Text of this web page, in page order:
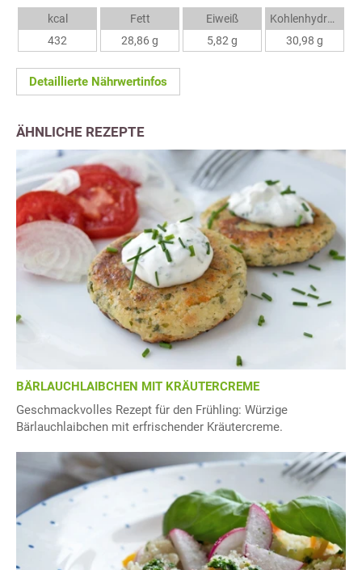
kcal
432
Fett
28,86 g
Eiweiß
5,82 g
Kohlenhydrate
30,98 g
Detaillierte Nährwertinfos
ÄHNLICHE REZEPTE
BÄRLAUCHLAIBCHEN MIT KRÄUTERCREME
Geschmackvolles Rezept für den Frühling: Würzige
Bärlauchlaibchen mit erfrischender Kräutercreme.